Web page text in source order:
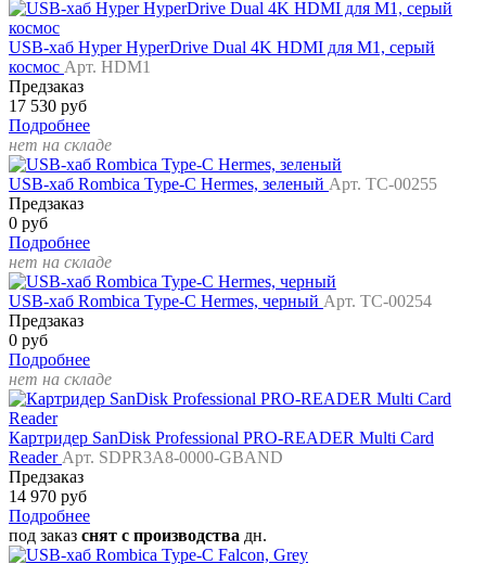
USB-хаб Hyper HyperDrive Dual 4K HDMI для M1, серый
космос Арт. HDM1
Предзаказ
17 530 руб
Подробнее
нет на складе
USB-хаб Rombica Type-C Hermes, зеленый Арт. TC-00255
Предзаказ
0 руб
Подробнее
нет на складе
USB-хаб Rombica Type-C Hermes, черный Арт. TC-00254
Предзаказ
0 руб
Подробнее
нет на складе
Картридер SanDisk Professional PRO-READER Multi Card
ReaderАрт. SDPR3A8-0000-GBAND
Предзаказ
14 970 руб
Подробнее
под заказ снят с производства дн.